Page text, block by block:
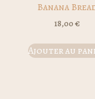
Banana
18,00€
Ajouter au